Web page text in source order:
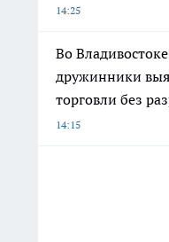
14:25
Во
дружинники
торговли без
14:15